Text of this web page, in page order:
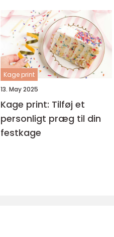
fremtid
Kage print
13. May 2025
Kage print: Tilføj et
personligt præg til din
festkage